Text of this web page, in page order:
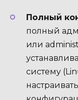
Полный
полный
или
систему